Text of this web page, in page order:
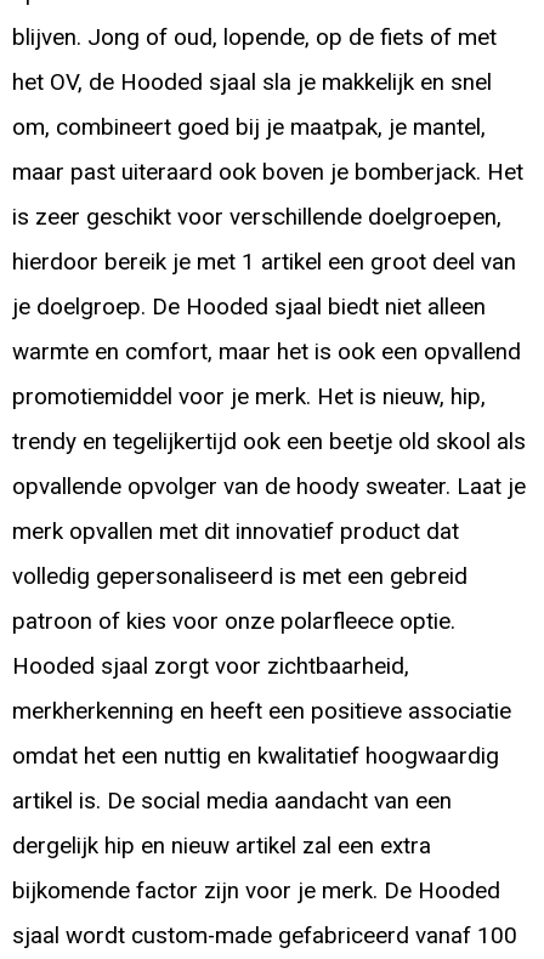
blijven. Jong of oud, lopende, op de fiets of met
het OV, de Hooded sjaal sla je makkelijk en snel
om, combineert goed bij je maatpak, je mantel,
maar past uiteraard ook boven je bomberjack. Het
is zeer geschikt voor verschillende doelgroepen,
hierdoor bereik je met 1 artikel een groot deel van
je doelgroep. De Hooded sjaal biedt niet alleen
warmte en comfort, maar het is ook een opvallend
promotiemiddel voor je merk. Het is nieuw, hip,
trendy en tegelijkertijd ook een beetje old skool als
opvallende opvolger van de hoody sweater. Laat je
merk opvallen met dit innovatief product dat
volledig gepersonaliseerd is met een gebreid
patroon of kies voor onze polarfleece optie.
Hooded sjaal zorgt voor zichtbaarheid,
merkherkenning en heeft een positieve associatie
omdat het een nuttig en kwalitatief hoogwaardig
artikel is. De social media aandacht van een
dergelijk hip en nieuw artikel zal een extra
bijkomende factor zijn voor je merk. De Hooded
sjaal wordt custom-made gefabriceerd vanaf 100